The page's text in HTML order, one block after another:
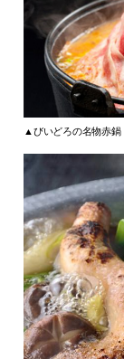
▲びいどろの名物赤鍋